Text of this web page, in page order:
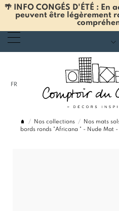
🌴 INFO CONGÉS D'ÉTÉ :
peuvent être légèrement
FR
Nos collections Nos mats
bords ronds "Africana " - Nude Mat